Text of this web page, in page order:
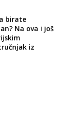
birate
Na ova i još
iz